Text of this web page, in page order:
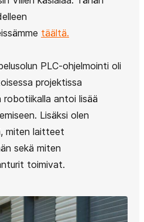
täältä.
PLC-ohjelmointi oli
projektissa
robotiikalla antoi lisää
Lisäksi olen
miten laitteet
sekä miten
toimivat.